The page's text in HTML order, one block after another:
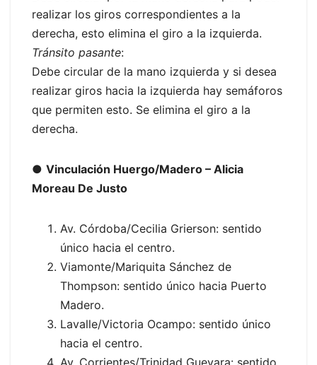
realizar los giros correspondientes a la
derecha, esto elimina el giro a la izquierda.
Tránsito pasante:
Debe circular de la mano izquierda y si desea
realizar giros hacia la izquierda hay semáforos
que permiten esto. Se elimina el giro a la
derecha.
● Vinculación Huergo/Madero – Alicia
Moreau De Justo
Av. Córdoba/Cecilia Grierson: sentido
único hacia el centro.
Viamonte/Mariquita Sánchez de
Thompson: sentido único hacia Puerto
Madero.
Lavalle/Victoria Ocampo: sentido único
hacia el centro.